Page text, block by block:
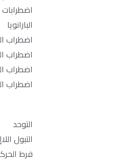
اضطرابات
البارانويا
اضطراب
اضطراب
اضطراب
اضطراب
التوحد
التبول
فرط